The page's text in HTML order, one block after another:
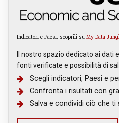
Indicatori e Paesi: scoprili su My Data
Il nostro spazio dedicato ai dati
fonti verificate e possibilità di
Scegli indicatori, Paesi e
Confronta i risultati con
Salva e condividi ciò che ti